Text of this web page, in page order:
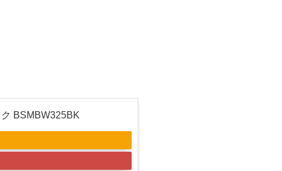
BSMBW325BK